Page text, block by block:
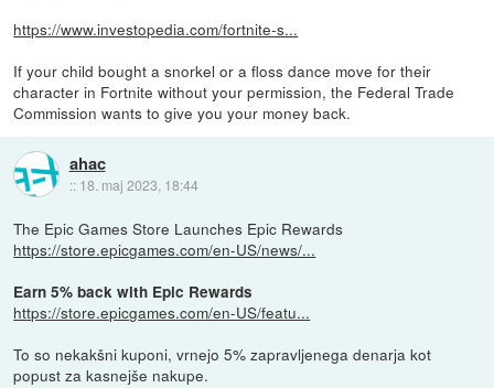
https://www.investopedia.com/fortnite-s...
If your child bought a snorkel or a floss dance move for their
character in Fortnite without your permission, the Federal Trade
Commission wants to give you your money back.
ahac
:: 18. maj 2023, 18:44
The Epic Games Store Launches Epic Rewards
https://store.epicgames.com/en-US/news/...
Earn 5% back with Epic Rewards
https://store.epicgames.com/en-US/featu...
To so nekakšni kuponi, vrnejo 5% zapravljenega denarja kot
popust za kasnejše nakupe.